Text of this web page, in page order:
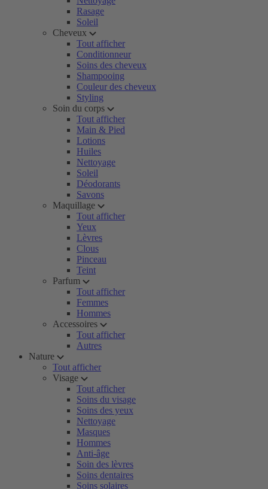
Rasage
Soleil
Cheveux
Tout afficher
Conditionneur
Soins des cheveux
Shampooing
Couleur des cheveux
Styling
Soin du corps
Tout afficher
Main & Pied
Lotions
Huiles
Nettoyage
Soleil
Déodorants
Savons
Maquillage
Tout afficher
Yeux
Lèvres
Clous
Pinceau
Teint
Parfum
Tout afficher
Femmes
Hommes
Accessoires
Tout afficher
Autres
Nature
Tout afficher
Visage
Tout afficher
Soins du visage
Soins des yeux
Nettoyage
Masques
Hommes
Anti-âge
Soin des lèvres
Soins dentaires
Soins solaires